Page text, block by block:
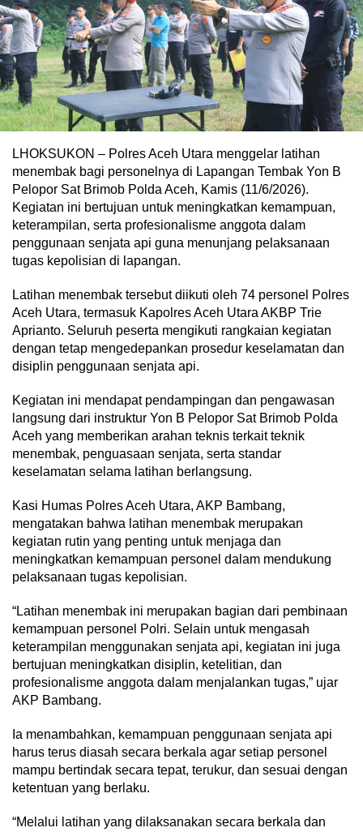
LHOKSUKON – Polres Aceh Utara menggelar latihan
menembak bagi personelnya di Lapangan Tembak Yon B
Pelopor Sat Brimob Polda Aceh, Kamis (11/6/2026).
Kegiatan ini bertujuan untuk meningkatkan kemampuan,
keterampilan, serta profesionalisme anggota dalam
penggunaan senjata api guna menunjang pelaksanaan
tugas kepolisian di lapangan.
Latihan menembak tersebut diikuti oleh 74 personel Polres
Aceh Utara, termasuk Kapolres Aceh Utara AKBP Trie
Aprianto. Seluruh peserta mengikuti rangkaian kegiatan
dengan tetap mengedepankan prosedur keselamatan dan
disiplin penggunaan senjata api.
Kegiatan ini mendapat pendampingan dan pengawasan
langsung dari instruktur Yon B Pelopor Sat Brimob Polda
Aceh yang memberikan arahan teknis terkait teknik
menembak, penguasaan senjata, serta standar
keselamatan selama latihan berlangsung.
Kasi Humas Polres Aceh Utara, AKP Bambang,
mengatakan bahwa latihan menembak merupakan
kegiatan rutin yang penting untuk menjaga dan
meningkatkan kemampuan personel dalam mendukung
pelaksanaan tugas kepolisian.
“Latihan menembak ini merupakan bagian dari pembinaan
kemampuan personel Polri. Selain untuk mengasah
keterampilan menggunakan senjata api, kegiatan ini juga
bertujuan meningkatkan disiplin, ketelitian, dan
profesionalisme anggota dalam menjalankan tugas,” ujar
AKP Bambang.
Ia menambahkan, kemampuan penggunaan senjata api
harus terus diasah secara berkala agar setiap personel
mampu bertindak secara tepat, terukur, dan sesuai dengan
ketentuan yang berlaku.
“Melalui latihan yang dilaksanakan secara berkala dan